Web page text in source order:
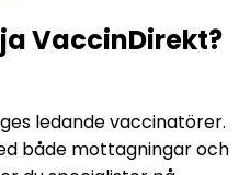
VaccinDirekt?
ledande vaccinatörer.
både mottagningar och